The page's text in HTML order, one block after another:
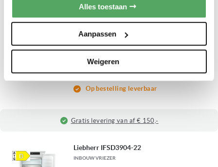
Alles toestaan
Aanpassen
Weigeren
Hoogte: ± 88 cm
Montage systeem: Sleepdeur
Inhoud: 95 liter
493,00
Op bestelling leverbaar
Gratis levering van af € 150,-
Liebherr IFSD3904-22
INBOUW VRIEZER